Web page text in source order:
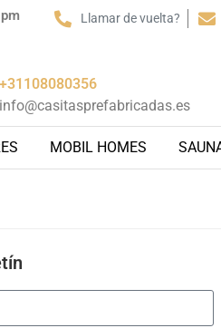
Llamar de vuelta?
+31108080356
MOBIL HOMES